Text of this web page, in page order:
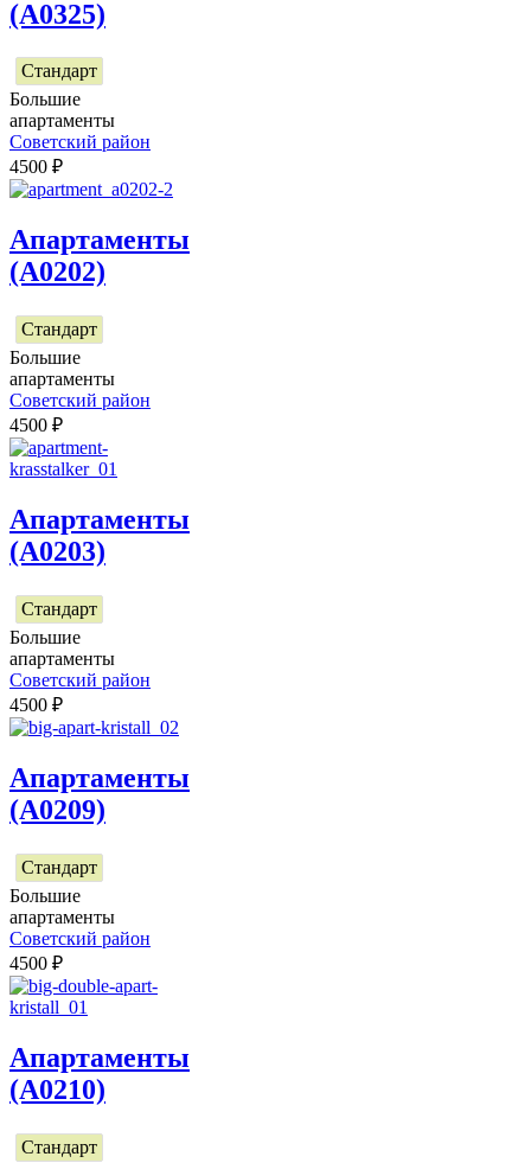
(А0325)
Стандарт
Большие
апартаменты
Советский район
4500 ₽
Апартаменты
(А0202)
Стандарт
Большие
апартаменты
Советский район
4500 ₽
Апартаменты
(А0203)
Стандарт
Большие
апартаменты
Советский район
4500 ₽
Апартаменты
(А0209)
Стандарт
Большие
апартаменты
Советский район
4500 ₽
Апартаменты
(А0210)
Стандарт